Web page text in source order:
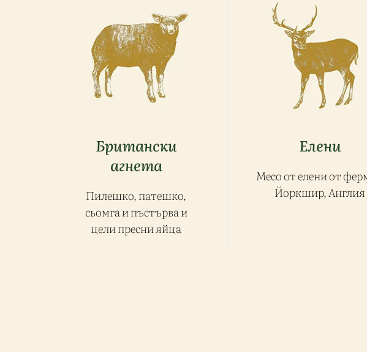
Британски
агнета
Пилешко, патешко,
сьомга и пъстърва и
цели пресни яйца
Елени
Месо от елени от
Йоркшир, Англия